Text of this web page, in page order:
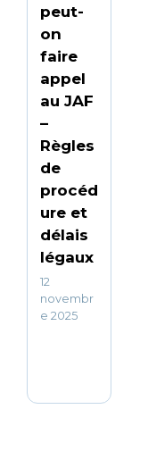
peut-
on
faire
appel
au JAF
–
Règles
de
procéd
ure et
délais
légaux
12
novembr
e 2025